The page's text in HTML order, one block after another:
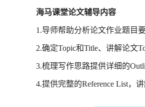
海马课堂论文辅导内容
1.导师帮助分析论文作业题目要
2.确定Topic和Title、讲解论文
3.梳理写作思路提供详细的
4.提供完整的Reference List，